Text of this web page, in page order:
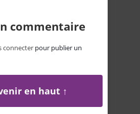
commentaire
connecter pour publier un
en haut ↑